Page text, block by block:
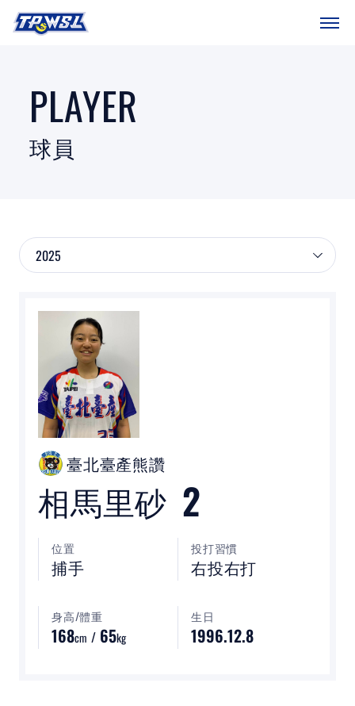
SITEMAP
球隊戰績
賽程表
數據統計
關於聯盟
球場介紹
最新消息
下載專區
聯絡我們
POLICY
網站使用條款
PLAYER
球員
臺北臺產熊讚
相馬里砂 2
位置
捕手
投打習慣
右投右打
身高/體重
168cm / 65kg
生日
1996.12.8